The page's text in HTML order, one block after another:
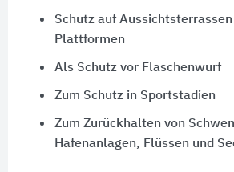
Schutz auf Aussichtsterrassen
Plattformen
Als Schutz vor Flaschenwurf
Zum Schutz in Sportstadien
Zum Zurückhalten von
Hafenanlagen, Flüssen und